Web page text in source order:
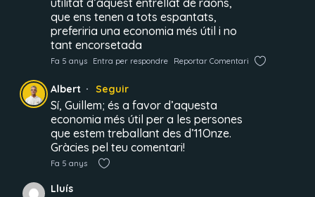
utilitat d’aquest entrellat de raons,
que ens tenen a tots espantats,
preferiria una economia més útil i no
tant encorsetada
Fa 5 anys Entra per respondre Reportar Comentari
Albert Seguir
Sí, Guillem; és a favor d’aquesta
economia més útil per a les persones
que estem treballant des d’11Onze.
Gràcies pel teu comentari!
Fa 5 anys
Lluís